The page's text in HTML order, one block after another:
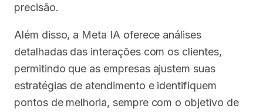
precisão.
Além disso, a Meta IA oferece análises
detalhadas das interações com os clientes,
permitindo que as empresas ajustem suas
estratégias de atendimento e identifiquem
pontos de melhoria, sempre com o objetivo de